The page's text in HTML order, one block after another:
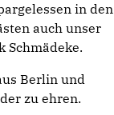
in den
auch unser
Schmädeke.
Berlin und
zu ehren.